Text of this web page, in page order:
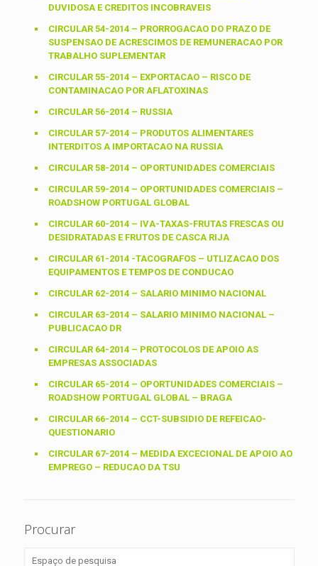
DUVIDOSA E CREDITOS INCOBRAVEIS
CIRCULAR 54-2014 – PRORROGACAO DO PRAZO DE
SUSPENSAO DE ACRESCIMOS DE REMUNERACAO POR
TRABALHO SUPLEMENTAR
CIRCULAR 55-2014 – EXPORTACAO – RISCO DE
CONTAMINACAO POR AFLATOXINAS
CIRCULAR 56-2014 – RUSSIA
CIRCULAR 57-2014 – PRODUTOS ALIMENTARES
INTERDITOS A IMPORTACAO NA RUSSIA
CIRCULAR 58-2014 – OPORTUNIDADES COMERCIAIS
CIRCULAR 59-2014 – OPORTUNIDADES COMERCIAIS –
ROADSHOW PORTUGAL GLOBAL
CIRCULAR 60-2014 – IVA-TAXAS-FRUTAS FRESCAS OU
DESIDRATADAS E FRUTOS DE CASCA RIJA
CIRCULAR 61-2014 -TACOGRAFOS – UTLIZACAO DOS
EQUIPAMENTOS E TEMPOS DE CONDUCAO
CIRCULAR 62-2014 – SALARIO MINIMO NACIONAL
CIRCULAR 63-2014 – SALARIO MINIMO NACIONAL –
PUBLICACAO DR
CIRCULAR 64-2014 – PROTOCOLOS DE APOIO AS
EMPRESAS ASSOCIADAS
CIRCULAR 65-2014 – OPORTUNIDADES COMERCIAIS –
ROADSHOW PORTUGAL GLOBAL – BRAGA
CIRCULAR 66-2014 – CCT-SUBSIDIO DE REFEICAO-
QUESTIONARIO
CIRCULAR 67-2014 – MEDIDA EXCECIONAL DE APOIO AO
EMPREGO – REDUCAO DA TSU
Procurar